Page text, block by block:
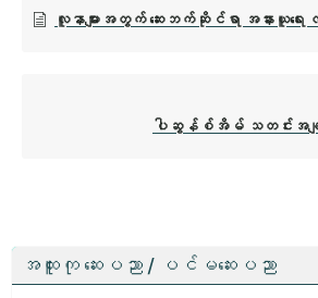
အထူးကု ဆေးပညာ / ပင်မဆေးပညာ
လူနာများအတွက် ဆေးဘက်ဆိုင်ရာ အနားယူရေး
ပါဆွန်စ်အိမ် သတင်းအ